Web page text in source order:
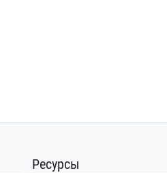
Ресурсы